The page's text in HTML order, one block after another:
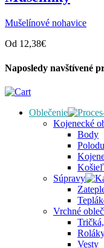
Mušelínové nohavice
Od 12,38€
Naposledy navštívené
Oblečenie
Kojenecké
Body
Súpravy
Vrchné
Vesty